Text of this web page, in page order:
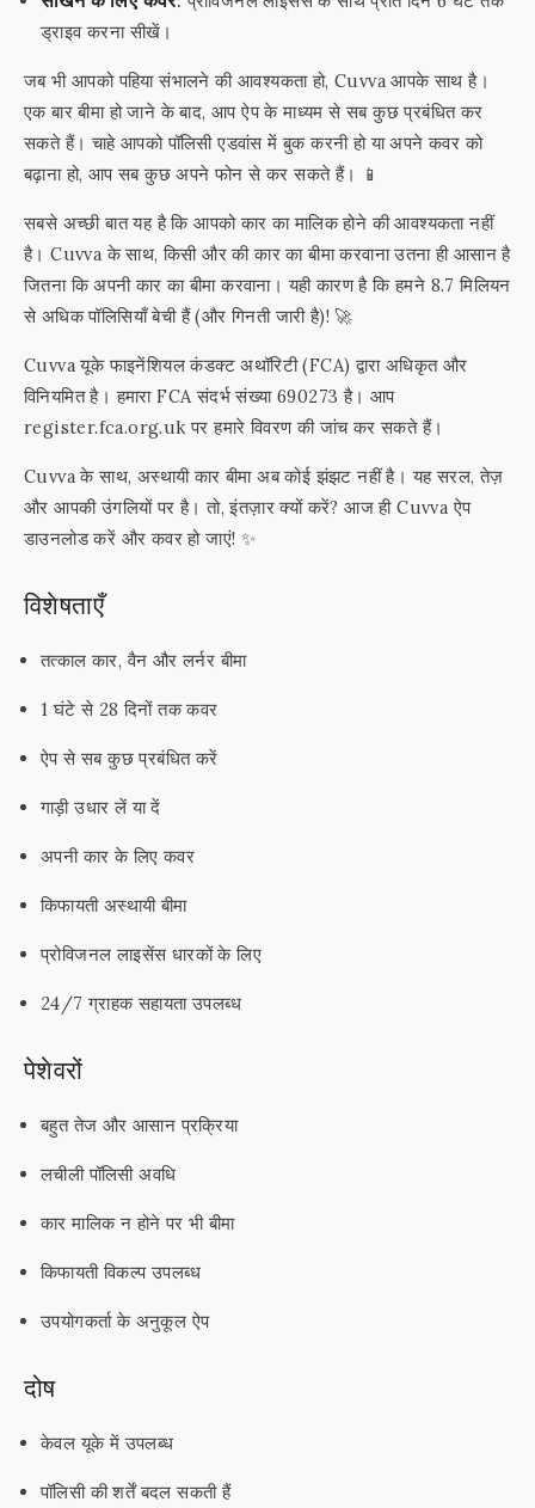
ड्राइव करना सीखें।
जब भी आपको पहिया संभालने की आवश्यकता हो, Cuvva आपके साथ है।
एक बार बीमा हो जाने के बाद, आप ऐप के माध्यम से सब कुछ प्रबंधित कर
सकते हैं। चाहे आपको पॉलिसी एडवांस में बुक करनी हो या अपने कवर को
बढ़ाना हो, आप सब कुछ अपने फोन से कर सकते हैं। 📱
सबसे अच्छी बात यह है कि आपको कार का मालिक होने की आवश्यकता नहीं
है। Cuvva के साथ, किसी और की कार का बीमा करवाना उतना ही आसान है
जितना कि अपनी कार का बीमा करवाना। यही कारण है कि हमने 8.7 मिलियन
से अधिक पॉलिसियाँ बेची हैं (और गिनती जारी है)! 🚀
Cuvva यूके फाइनेंशियल कंडक्ट अथॉरिटी (FCA) द्वारा अधिकृत और
विनियमित है। हमारा FCA संदर्भ संख्या 690273 है। आप
register.fca.org.uk पर हमारे विवरण की जांच कर सकते हैं।
Cuvva के साथ, अस्थायी कार बीमा अब कोई झंझट नहीं है। यह सरल, तेज़
और आपकी उंगलियों पर है। तो, इंतज़ार क्यों करें? आज ही Cuvva ऐप
डाउनलोड करें और कवर हो जाएं! ✨
विशेषताएँ
तत्काल कार, वैन और लर्नर बीमा
1 घंटे से 28 दिनों तक कवर
ऐप से सब कुछ प्रबंधित करें
गाड़ी उधार लें या दें
अपनी कार के लिए कवर
किफायती अस्थायी बीमा
प्रोविजनल लाइसेंस धारकों के लिए
24/7 ग्राहक सहायता उपलब्ध
पेशेवरों
बहुत तेज और आसान प्रक्रिया
लचीली पॉलिसी अवधि
कार मालिक न होने पर भी बीमा
किफायती विकल्प उपलब्ध
उपयोगकर्ता के अनुकूल ऐप
दोष
केवल यूके में उपलब्ध
पॉलिसी की शर्तें बदल सकती हैं